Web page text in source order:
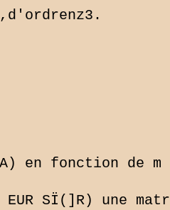
en fonction de
EUR SÏ(]R) une